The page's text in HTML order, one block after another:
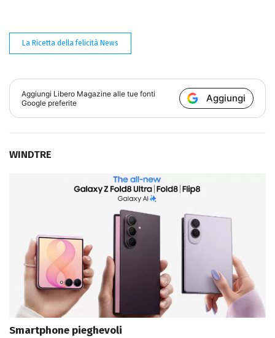
La Ricetta della felicità News
Aggiungi Libero Magazine alle tue fonti
Google preferite
Aggiungi
WINDTRE
Smartphone pieghevoli